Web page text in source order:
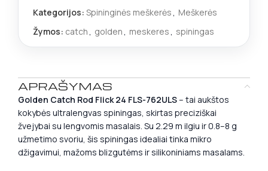
Kategorijos: Spininginės meškerės, Meškerės
Žymos: catch, golden, meskeres, spiningas
APRAŠYMAS
Golden Catch Rod Flick 24 FLS-762ULS– tai aukštos
kokybės ultralengvas spiningas, skirtas preciziškai
žvejybai su lengvomis masalais. Su 2.29 m ilgiu ir 0.8–8 g
užmetimo svoriu, šis spiningas idealiai tinka mikro
džigavimui, mažoms blizgutėms ir silikoniniams masalams.